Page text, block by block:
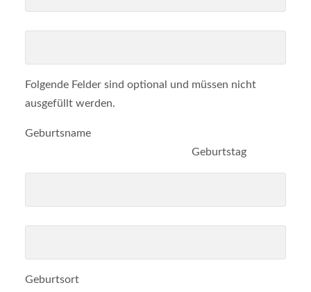
Folgende Felder sind optional und müssen nicht
ausgefüllt werden.
Geburtsname
Geburtstag
Geburtsort